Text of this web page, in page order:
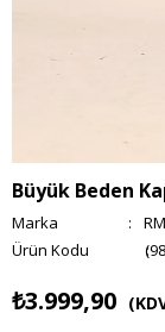
Büyük Beden
Marka :
₺3.999,90